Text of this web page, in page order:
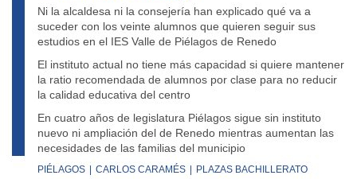
Ni la alcaldesa ni la consejería han explicado qué va a
suceder con los veinte alumnos que quieren seguir sus
estudios en el IES Valle de Piélagos de Renedo
El instituto actual no tiene más capacidad si quiere mantener
la ratio recomendada de alumnos por clase para no reducir
la calidad educativa del centro
En cuatro años de legislatura Piélagos sigue sin instituto
nuevo ni ampliación del de Renedo mientras aumentan las
necesidades de las familias del municipio
PIÉLAGOS CARLOS CARAMÉS PLAZAS BACHILLERATO